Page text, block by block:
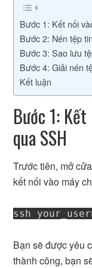
Bước 1: Kết nối
Bước 2: Nén tệp
Bước 3: Sao lưu
Bước 4: Giải nén
Kết luận
Bước 1:
qua SSH
Trước tiên, mở
kết nối vào máy
ssh
Bạn sẽ được yêu
thành công, bạn